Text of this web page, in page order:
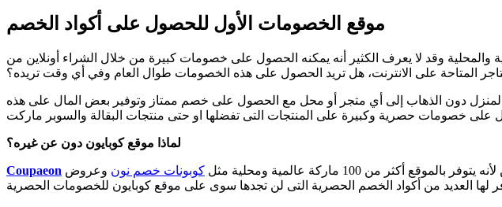
موقع الخصومات الأول للحصول على أكواد الخصم
والمحلية وقد لا يعرف الكثير أنه يمكنه الحصول على خصومات كبيرة من خلال الشراء أونلاين من
المتاحة على الانترنت، هل تريد الحصول على هذه الخصومات طوال العام وفي أي وقت تريده؟
المنزل دون الذهاب إلى أي متجر أو محل مع الحصول على خصم ممتاز وتوفير بعض المال على هذه
لماذا موقع كوبايون دون عن غيره؟
Coupaeon 100 ماركة عالمية ومحلية مثل كوبونات خصم نون وعروض